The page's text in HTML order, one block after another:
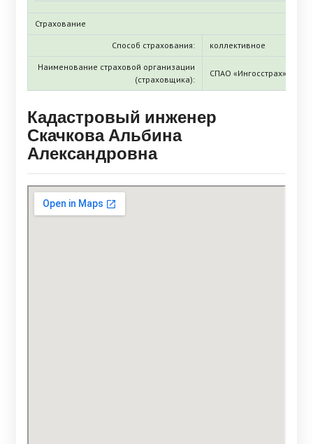
Страхование
Способ страхования: коллективное
Наименование страховой организации
(страховщика):
СПАО «Ингосстрах»
Кадастровый инженер
Скачкова Альбина
Александровна